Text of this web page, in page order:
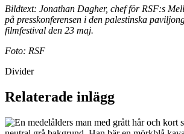
Bildtext: Jonathan Dagher, chef för RSF:s
på presskonferensen i den palestinska
filmfestival den 23 maj.
Foto: RSF
Divider
Relaterade inlägg